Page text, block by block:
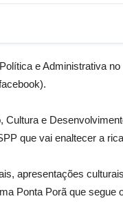
e Administrativa
Cultura e
que vai enaltecer a
apresentações
Ponta Porã que segue